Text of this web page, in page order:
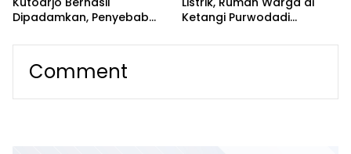
Dipadamkan, Penyebab
Ketangi Purwodadi
Comment